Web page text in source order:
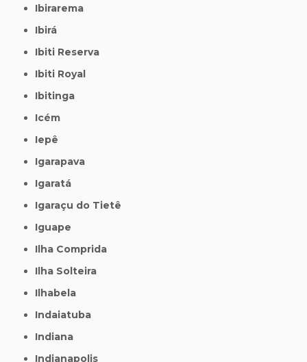
Ibirarema
Ibirá
Ibiti Reserva
Ibiti Royal
Ibitinga
Icém
Iepê
Igarapava
Igaratá
Igaraçu do Tietê
Iguape
Ilha Comprida
Ilha Solteira
Ilhabela
Indaiatuba
Indiana
Indianapolis